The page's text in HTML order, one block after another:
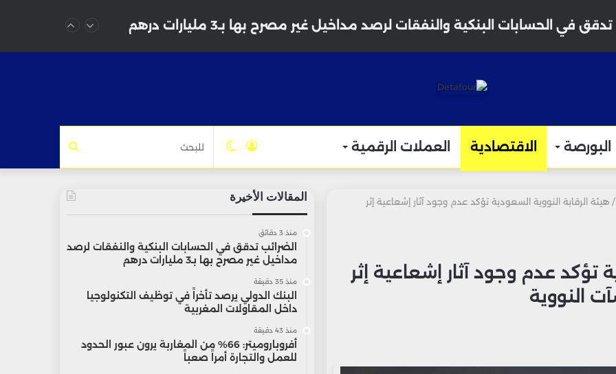
في الحسابات البنكية والنفقات لرصد مداخيل غير مصرح بها بـ3 مليارات درهم
البورصة الاقتصادية العملات الرقمية للبحث الوضعتسجيل
/ هيئة الرقابة النووية السعودية تؤكد عدم وجود آثار إشعاعية إثر
تؤكد عدم وجود آثار إشعاعية إثر
النووية
المقالات الأخيرة
منذ 3 دقائق
الضرائب تدقق في الحسابات البنكية والنفقات لرصد
مداخيل غير مصرح بها بـ3 مليارات درهم
منذ 35 دقيقة
البنك الدولي يرصد تأخراً في توظيف التكنولوجيا
داخل المقاولات المغربية
منذ 43 دقيقة
أفروباروميتر: 66% من المغاربة يرون عبور الحدود
للعمل والتجارة أمراً صعباً